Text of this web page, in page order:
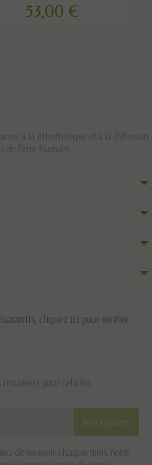
53,00 €
à la lithothérapie et à la diffusion
de l’être humain.
cliquez ici pour vérifier
pour cela les
de recevoir chaque mois notre